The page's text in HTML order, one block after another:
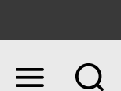
Ir